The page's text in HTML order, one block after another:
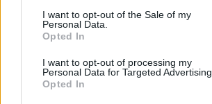
I want to opt-out of the Sale of my
Personal Data.
Opted In
I want to opt-out of processing my
Personal Data for Targeted Advertising.
Opted In